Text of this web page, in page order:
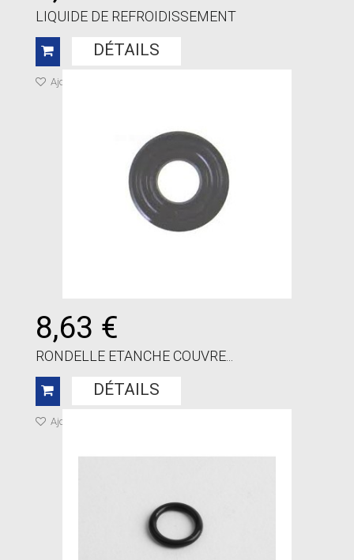
LIQUIDE DE REFROIDISSEMENT
DÉTAILS
Ajouter à ma liste de cadeaux
8,63 €
RONDELLE ETANCHE COUVRE...
DÉTAILS
Ajouter à ma liste de cadeaux